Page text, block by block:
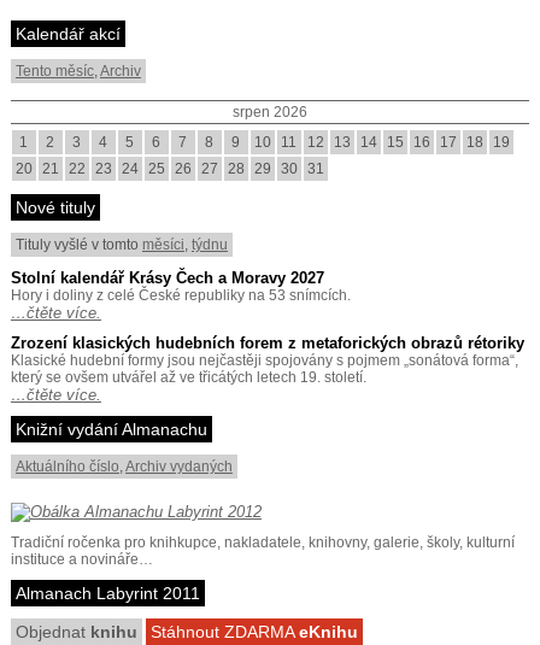
Kalendář akcí
Tento měsíc,Archiv
srpen 2026
1
2 3 4 5 6 7 8 9 10 11 12 13 14 15 16 17 18
19
20 21 22 23 24 25 26 27 28 29 30 31
Nové tituly
Tituly vyšlé v tomto měsíci, týdnu
Stolní kalendář Krásy Čech a Moravy 2027
Hory i doliny z celé České republiky na 53 snímcích.
…čtěte více.
Zrození klasických hudebních forem z metaforických obrazů rétoriky
Klasické hudební formy jsou nejčastěji spojovány s pojmem „sonátová forma“,
který se ovšem utvářel až ve třicátých letech 19. století.
…čtěte více.
Knižní vydání Almanachu
Aktuálního číslo,Archiv vydaných
Tradiční ročenka pro knihkupce, nakladatele, knihovny, galerie, školy, kulturní
instituce a novináře…
Almanach Labyrint 2011
Objednat knihu Stáhnout ZDARMAeKnihu